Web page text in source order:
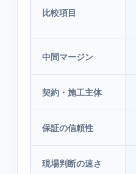
比較項目
中間マージン
契約・施工主体
保証の信頼性
現場判断の速さ